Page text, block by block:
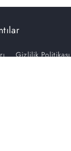
Gizlilik Politikası